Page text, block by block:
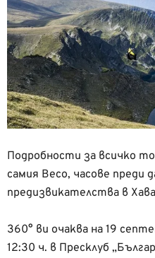
Подробности за всичко
самия Весо, часове преди
предизвикателства в
360° ви очаква на 19
12:30 ч. в Пресклуб